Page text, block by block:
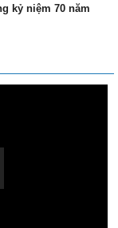
kỷ niệm 70 năm